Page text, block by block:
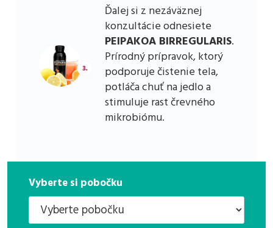
Ďalej si z nezáväznej
konzultácie odnesiete
PEIPAKOA BIRREGULARIS.
Prírodný prípravok, ktorý
podporuje čistenie tela,
potláča chuť na jedlo a
stimuluje rast črevného
mikrobiómu.
Vyberte si pobočku